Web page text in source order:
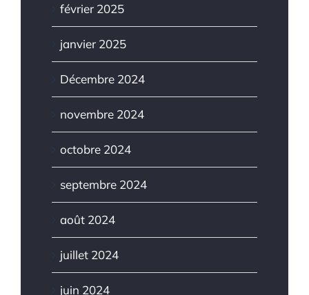
février 2025
janvier 2025
Décembre 2024
novembre 2024
octobre 2024
septembre 2024
août 2024
juillet 2024
juin 2024